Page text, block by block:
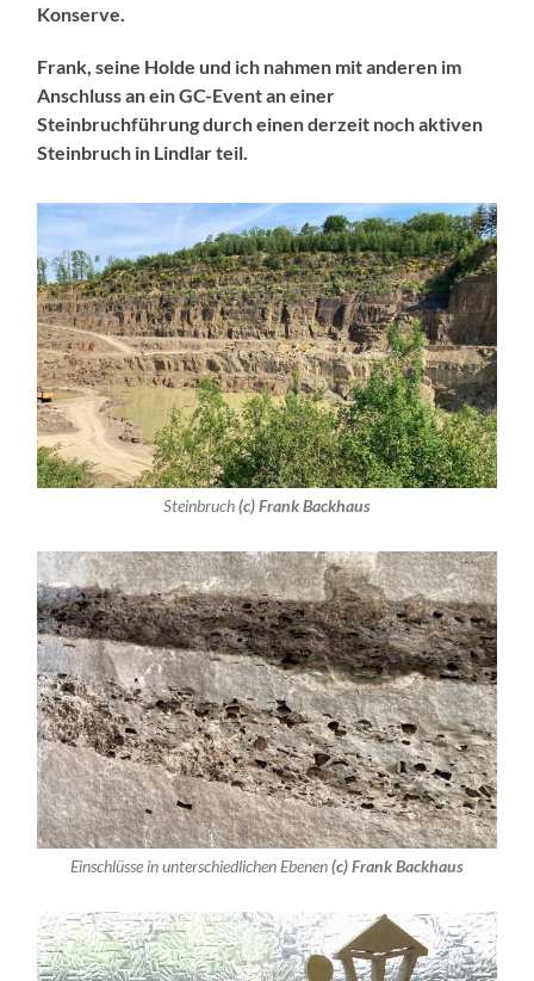
Konserve.
Frank, seine Holde und ich nahmen mit anderen im
Anschluss an ein GC-Event an einer
Steinbruchführung durch einen derzeit noch aktiven
Steinbruch in Lindlar teil.
Steinbruch(c) Frank Backhaus
Einschlüsse in unterschiedlichen Ebenen(c) Frank Backhaus